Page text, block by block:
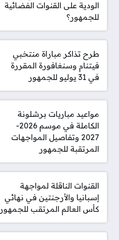
الودية على القنوات الفضائية
للجمهور؟
طرح تذاكر مباراة منتخبي
فيتنام وسنغافورة المقررة
في 31 يوليو للجمهور
مواعيد مباريات برشلونة
الكاملة في موسم 2026-
2027 وتفاصيل المواجهات
المرتقبة للجمهور
القنوات الناقلة لمواجهة
إسبانيا والأرجنتين في نهائي
كأس العالم المرتقب للجمهور